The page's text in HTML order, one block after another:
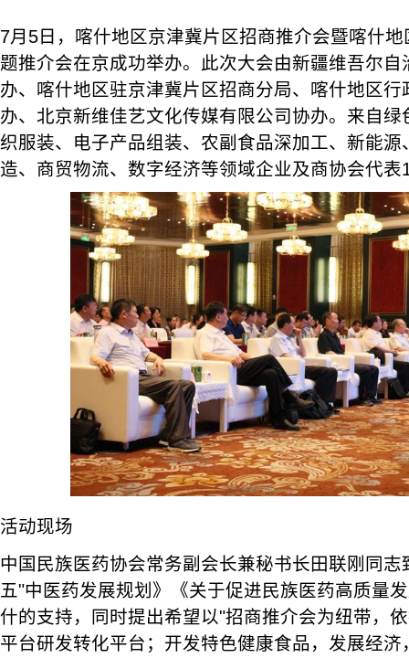
7月5日，喀什地区京津冀片区招商推介会暨喀什地
题推介会在京成功举办。此次大会由新疆维吾尔
办、喀什地区驻京津冀片区招商分局、喀什地区
办、北京新维佳艺文化传媒有限公司协办。来自
织服装、电子产品组装、农副食品深加工、新能源
造、商贸物流、数字经济等领域企业及商协会代表
活动现场
中国民族医药协会常务副会长兼秘书长田联刚同志
五"中医药发展规划》《关于促进民族医药高质量
什的支持，同时提出希望以"招商推介会为纽带，
平台研发转化平台；开发特色健康食品，发展经济